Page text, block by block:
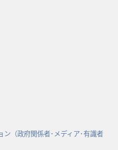
ン（政府関係者･メディア･有識者